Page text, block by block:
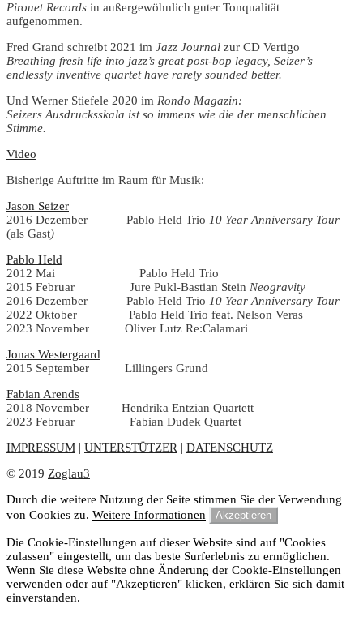
Pirouet Records in außergewöhnlich guter Tonqualität
aufgenommen.
Fred Grand schreibt 2021 im Jazz Journal zur CD Vertigo
Breathing fresh life into jazz’s great post-bop legacy, Seizer’s
endlessly inventive quartet have rarely sounded better.
Und Werner Stiefele 2020 im Rondo Magazin:
Seizers Ausdrucksskala ist so immens wie die der menschlichen
Stimme.
Video
Bisherige Auftritte im Raum für Musik:
Jason Seizer
2016 Dezember Pablo Held Trio 10 Year Anniversary Tour
(als Gast)
Pablo Held
2012 Mai Pablo Held Trio
2015 Februar Jure Pukl-Bastian Stein Neogravity
2016 Dezember Pablo Held Trio 10 Year Anniversary Tour
2022 Oktober Pablo Held Trio feat. Nelson Veras
2023 November Oliver Lutz Re:Calamari
Jonas Westergaard
2015 September Lillingers Grund
Fabian Arends
2018 November Hendrika Entzian Quartett
2023 Februar Fabian Dudek Quartet
IMPRESSUM | UNTERSTÜTZER | DATENSCHUTZ
© 2019 Zoglau3
Durch die weitere Nutzung der Seite stimmen Sie der Verwendung
von Cookies zu. Weitere Informationen Akzeptieren
Die Cookie-Einstellungen auf dieser Website sind auf "Cookies
zulassen" eingestellt, um das beste Surferlebnis zu ermöglichen.
Wenn Sie diese Website ohne Änderung der Cookie-Einstellungen
verwenden oder auf "Akzeptieren" klicken, erklären Sie sich damit
einverstanden.